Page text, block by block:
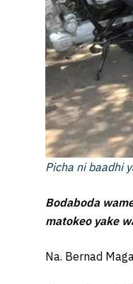
Picha ni baadhi
Bodaboda
matokeo yake
Na. Bernad